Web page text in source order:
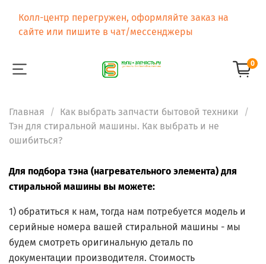
Колл-центр перегружен, оформляйте заказ на
сайте или пишите в чат/мессенджеры
0
Главная
Как выбрать запчасти бытовой техники
Тэн для стиральной машины. Как выбрать и не
ошибиться?
Для подбора тэна (нагревательного элемента) для
стиральной машины вы можете:
1) обратиться к нам, тогда нам потребуется модель и
серийные номера вашей стиральной машины - мы
будем смотреть оригинальную деталь по
документации производителя. Стоимость